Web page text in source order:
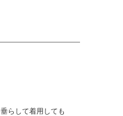
らして着用しても